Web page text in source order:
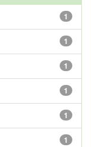
1
1
1
1
1
1